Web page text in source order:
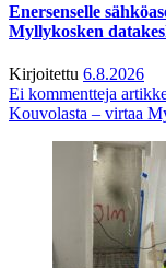
Enersenselle
Myllykosken
Kirjoitettu 6.8.2026
Ei kommentteja
Kouvolasta – virtaa